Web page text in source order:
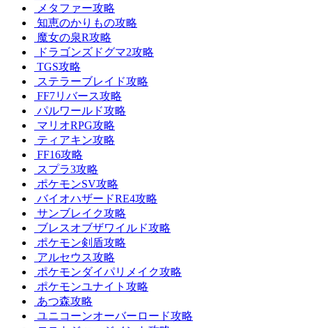
メタファー攻略
知恵のかりもの攻略
魔女の泉R攻略
ドラゴンズドグマ2攻略
TGS攻略
ステラーブレイド攻略
FF7リバース攻略
パルワールド攻略
マリオRPG攻略
ティアキン攻略
FF16攻略
スプラ3攻略
ポケモンSV攻略
バイオハザードRE4攻略
サンブレイク攻略
ブレスオブザワイルド攻略
ポケモン剣盾攻略
アルセウス攻略
ポケモンダイパリメイク攻略
ポケモンユナイト攻略
あつ森攻略
ユニコーンオーバーロード攻略